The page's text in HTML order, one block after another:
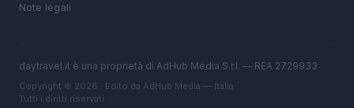
Note legali
daytravel.it è una proprietà di AdHub Media S.r.l. — REA 2729933
Copyright © 2026 · Edito da AdHub Media — Italia
Tutti i diritti riservati